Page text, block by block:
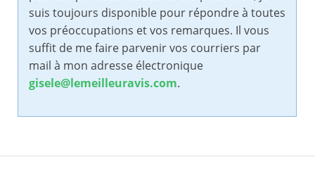
suis toujours disponible pour répondre à toutes
vos préoccupations et vos remarques. Il vous
suffit de me faire parvenir vos courriers par
mail à mon adresse électronique
gisele@lemeilleuravis.com.